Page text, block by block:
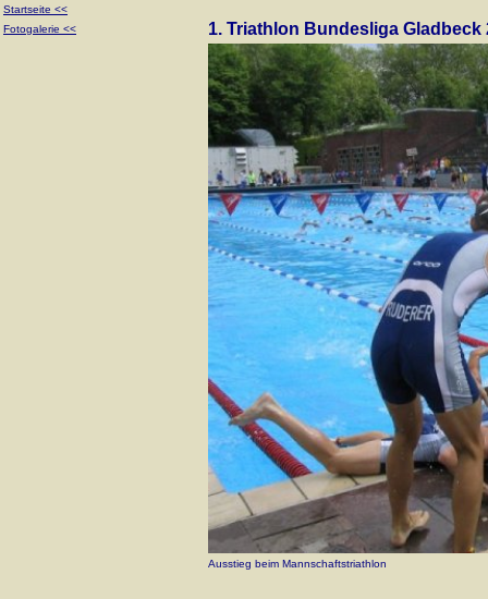
Startseite <<
Fotogalerie <<
1. Triathlon Bundesliga Gladbeck
Ausstieg beim Mannschaftstriathlon